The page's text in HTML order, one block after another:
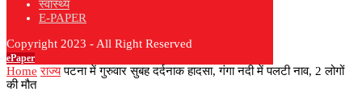
स्वास्थ्य
E-PAPER
Copyright 2023 - All Right Reserved
ePaper
Home राज्य पटना में गुरुवार सुबह दर्दनाक हादसा, गंगा नदी में पलटी नाव, 2 लोगों
की मौत